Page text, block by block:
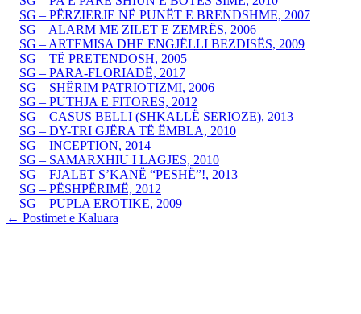
SG – PËRZIERJE NË PUNËT E BRENDSHME, 2007
SG – ALARM ME ZILET E ZEMRËS, 2006
SG – ARTEMISA DHE ENGJËLLI BEZDISËS, 2009
SG – TË PRETENDOSH, 2005
SG – PARA-FLORIADË, 2017
SG – SHËRIM PATRIOTIZMI, 2006
SG – PUTHJA E FITORES, 2012
SG – CASUS BELLI (SHKALLË SERIOZE), 2013
SG – DY-TRI GJËRA TË ËMBLA, 2010
SG – INCEPTION, 2014
SG – SAMARXHIU I LAGJES, 2010
SG – FJALET S’KANË “PESHË”!, 2013
SG – PËSHPËRIMË, 2012
SG – PUPLA EROTIKE, 2009
Post
← Postimet e Kaluara